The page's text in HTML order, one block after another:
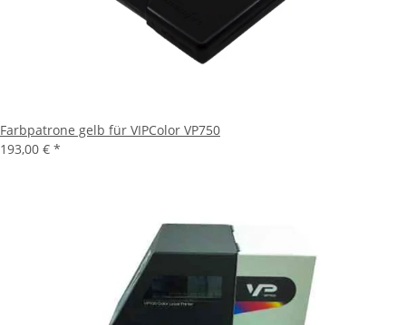
Farbpatrone gelb für VIPColor VP750
193,00 € *